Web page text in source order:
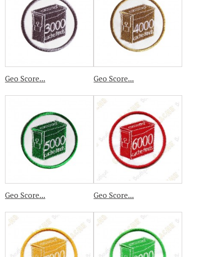
Geo Score... Geo Score...
Geo Score... Geo Score...